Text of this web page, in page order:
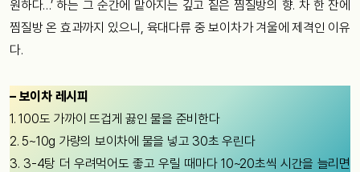
원하다…’ 하는 그 순간에 맡아지는 깊고 짙은 찜질방의 향. 차 한 잔에
찜질방 온 효과까지 있으니, 육대다류 중 보이차가 겨울에 제격인 이유
다.
– 보이차 레시피
1. 100도 가까이 뜨겁게 끓인 물을 준비한다
2. 5~10g 가량의 보이차에 물을 넣고 30초 우린다
3. 3-4탕 더 우려먹어도 좋고 우릴 때마다 10~20초씩 시간을 늘리면